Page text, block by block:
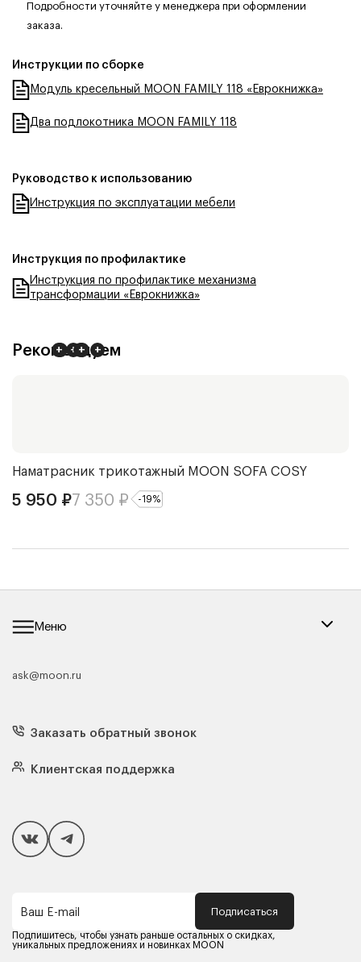
Подробности уточняйте у менеджера при оформлении
заказа.
Инструкции по сборке
Модуль кресельный MOON FAMILY 118 «Еврокнижка»
Два подлокотника MOON FAMILY 118
Руководство к использованию
Инструкция по эксплуатации мебели
Инструкция по профилактике
Инструкция по профилактике механизма
трансформации «Еврокнижка»
+
+ +
+ +
+
Рекомендуем
Наматрасник трикотажный MOON SOFA COSY
5 950 ₽7 350 ₽ -19%
Меню
Каталог мебели
Кресла
Матрасы
Подушки
Чехлы и наматрасники
Покупателям
Способы оплаты
Компания MOON
Оферта
Политика конфиденциальности
ask@moon.ru
Заказать обратный звонок
Клиентская поддержка
Ваш E-mail Подписаться
Подпишитесь, чтобы узнать раньше остальных о скидках,
уникальных предложениях и новинках MOON